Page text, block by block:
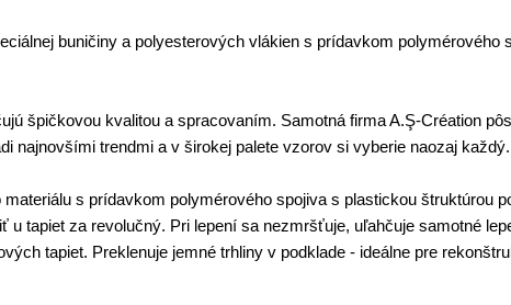
buničiny a polyesterových vlákien s prídavkom polymérového
špičkovou kvalitou a spracovaním. Samotná firma A.Ş-Création
najnovšími trendmi a v širokej palete vzorov si vyberie naozaj každý.
s prídavkom polymérového spojiva s plastickou štruktúrou
tapiet za revolučný. Pri lepení sa nezmršťuje, uľahčuje samotné
tapiet. Preklenuje jemné trhliny v podklade - ideálne pre